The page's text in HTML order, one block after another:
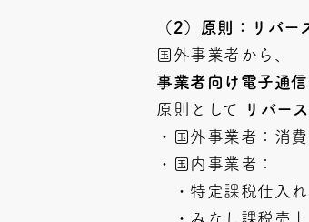
（2）原則：リバー
国外事業者から、
事業者向け電子通
原則として
リバー
・国外事業者：消
・国内事業者：
・特定課税仕入れ
・みなし課税売上